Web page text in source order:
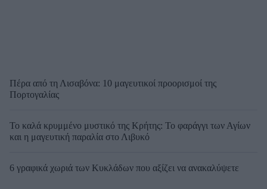
Πέρα από τη Λισαβόνα: 10 μαγευτικοί προορισμοί της
Πορτογαλίας
Το καλά κρυμμένο μυστικό της Κρήτης: Το φαράγγι των Αγίων
και η μαγευτική παραλία στο Λιβυκό
6 γραφικά χωριά των Κυκλάδων που αξίζει να ανακαλύψετε